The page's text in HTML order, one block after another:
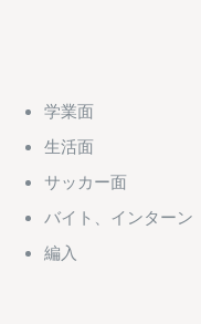
学業面
生活面
サッカー面
バイト、インターン
編入